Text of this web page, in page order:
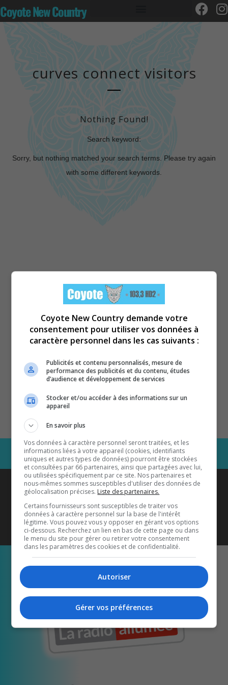
Coyote New Country
curves connect visitors
Nothing Found!
Search keyword:
Sorry, but nothing matched your search terms. Please try again
with some different keywords.
Coyote New Countryest diffusé
également sur1033 HD2
Écoutez-nous aussi sur…
Coyote New Country demande votre
consentement pour utiliser vos données à
caractère personnel dans les cas suivants :
Publicités et contenu personnalisés, mesure de
performance des publicités et du contenu, études
d’audience et développement de services
Stocker et/ou accéder à des informations sur un
appareil
En savoir plus
Vos données à caractère personnel seront traitées, et les
informations liées à votre appareil (cookies, identifiants
uniques et autres types de données) pourront être stockées
et consultées par 66 partenaires, ainsi que partagées avec lui,
ou utilisées spécifiquement par ce site. Nos partenaires et
nous-mêmes sommes susceptibles d'utiliser des données de
géolocalisation précises. Liste des partenaires.
Certains fournisseurs sont susceptibles de traiter vos
données à caractère personnel sur la base de l'intérêt
légitime. Vous pouvez vous y opposer en gérant vos options
ci-dessous. Recherchez un lien en bas de cette page ou dans
le menu du site pour gérer ou retirer votre consentement
dans les paramètres des cookies et de confidentialité.
Autoriser
Gérer vos préférences